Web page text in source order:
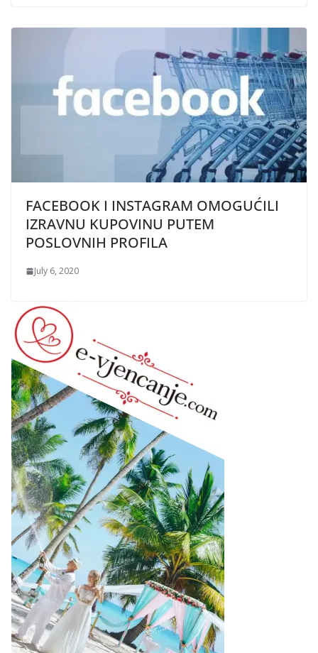
FACEBOOK I INSTAGRAM OMOGUĆILI
IZRAVNU KUPOVINU PUTEM
POSLOVNIH PROFILA
July 6, 2020